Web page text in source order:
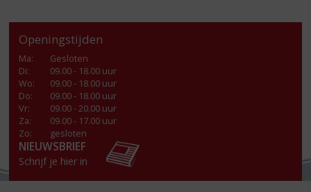
Openingstijden
Ma:
Gesloten
Di:
09.00 - 18.00 uur
Wo:
09.00 - 18.00 uur
Do:
09.00 - 18.00 uur
Vr:
09.00 - 20.00 uur
Za:
09.00 - 17.00 uur
Zo:
gesloten
NIEUWSBRIEF
Schrijf je hier in